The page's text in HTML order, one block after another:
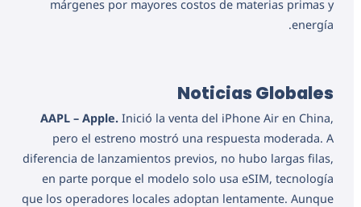
márgenes por mayores costos de materias primas y
energía.
Noticias Globales
AAPL – Apple. Inició la venta del iPhone Air en China,
pero el estreno mostró una respuesta moderada. A
diferencia de lanzamientos previos, no hubo largas filas,
en parte porque el modelo solo usa eSIM, tecnología
que los operadores locales adoptan lentamente. Aunque